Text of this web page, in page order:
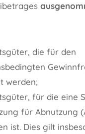
die für den
werden;
für die eine
für Abnutzung
ist. Dies gilt